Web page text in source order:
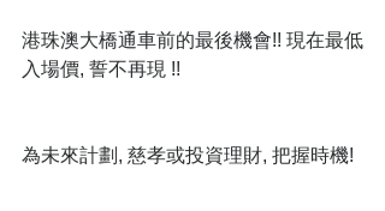
港珠澳大橋通車前的最後機會!! 現在最低
入場價, 誓不再現 !!
為未來計劃, 慈孝或投資理財, 把握時機!